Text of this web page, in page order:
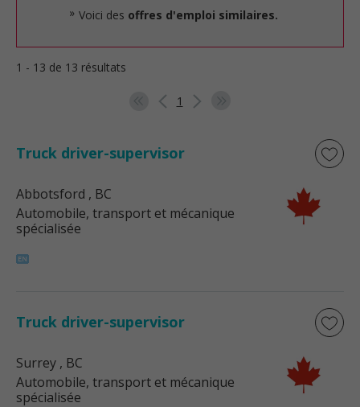
Voici des offres d'emploi similaires.
1 - 13 de 13 résultats
1
Truck driver-supervisor
Abbotsford , BC
Automobile, transport et mécanique
spécialisée
Truck driver-supervisor
Surrey , BC
Automobile, transport et mécanique
spécialisée